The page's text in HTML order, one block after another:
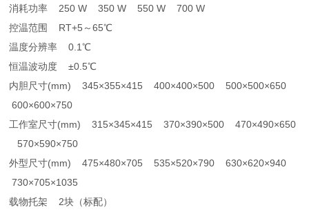
消耗功率 250 W 350 W 550 W 700 W
控温范围 RT+5～65℃
温度分辨率 0.1℃
恒温波动度 ±0.5℃
内胆尺寸(mm) 345×355×415 400×400×500 500×500×650
600×600×750
工作室尺寸(mm) 315×345×415 370×390×500 470×490×650
570×590×750
外型尺寸(mm) 475×480×705 535×520×790 630×620×940
730×705×1035
载物托架 2块（标配）